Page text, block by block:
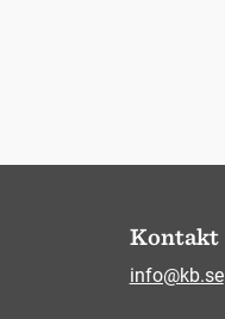
Kontakt
info@kb.se